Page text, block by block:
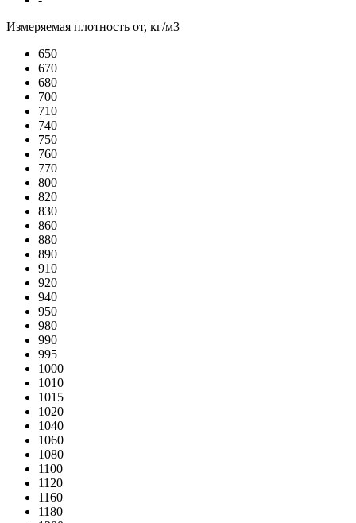
Измеряемая плотность от, кг/м3
650
670
680
700
710
740
750
760
770
800
820
830
860
880
890
910
920
940
950
980
990
995
1000
1010
1015
1020
1040
1060
1080
1100
1120
1160
1180